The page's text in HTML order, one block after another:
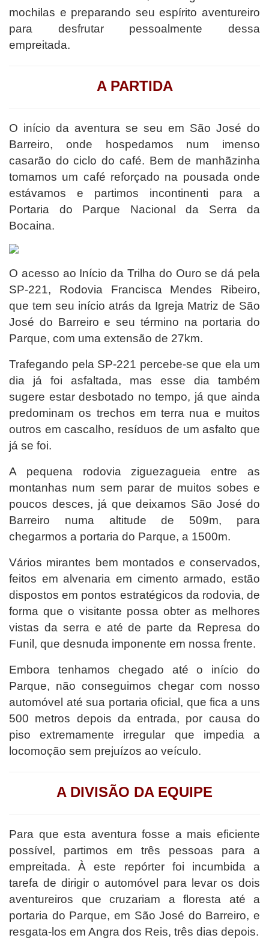
mochilas e preparando seu espírito aventureiro
para desfrutar pessoalmente dessa
empreitada.
A PARTIDA
O início da aventura se seu em São José do
Barreiro, onde hospedamos num imenso
casarão do ciclo do café. Bem de manhãzinha
tomamos um café reforçado na pousada onde
estávamos e partimos incontinenti para a
Portaria do Parque Nacional da Serra da
Bocaina.
O acesso ao Início da Trilha do Ouro se dá pela
SP-221, Rodovia Francisca Mendes Ribeiro,
que tem seu início atrás da Igreja Matriz de São
José do Barreiro e seu término na portaria do
Parque, com uma extensão de 27km.
Trafegando pela SP-221 percebe-se que ela um
dia já foi asfaltada, mas esse dia também
sugere estar desbotado no tempo, já que ainda
predominam os trechos em terra nua e muitos
outros em cascalho, resíduos de um asfalto que
já se foi.
A pequena rodovia ziguezagueia entre as
montanhas num sem parar de muitos sobes e
poucos desces, já que deixamos São José do
Barreiro numa altitude de 509m, para
chegarmos a portaria do Parque, a 1500m.
Vários mirantes bem montados e conservados,
feitos em alvenaria em cimento armado, estão
dispostos em pontos estratégicos da rodovia, de
forma que o visitante possa obter as melhores
vistas da serra e até de parte da Represa do
Funil, que desnuda imponente em nossa frente.
Embora tenhamos chegado até o início do
Parque, não conseguimos chegar com nosso
automóvel até sua portaria oficial, que fica a uns
500 metros depois da entrada, por causa do
piso extremamente irregular que impedia a
locomoção sem prejuízos ao veículo.
A DIVISÃO DA EQUIPE
Para que esta aventura fosse a mais eficiente
possível, partimos em três pessoas para a
empreitada. À este repórter foi incumbida a
tarefa de dirigir o automóvel para levar os dois
aventureiros que cruzariam a floresta até a
portaria do Parque, em São José do Barreiro, e
resgata-los em Angra dos Reis, três dias depois.